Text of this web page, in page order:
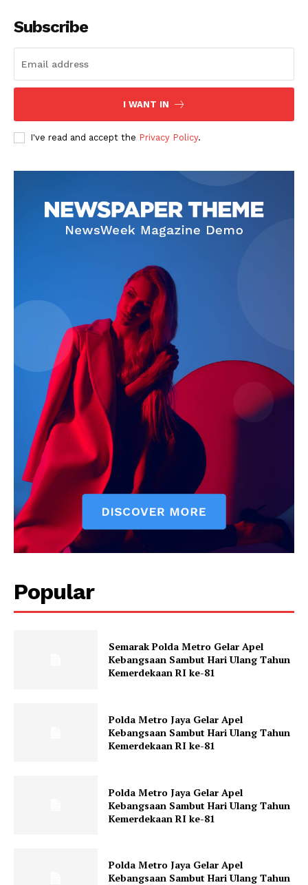
Subscribe
I WANT IN
I've read and accept the Privacy Policy.
Popular
Semarak Polda Metro Gelar Apel
Kebangsaan Sambut Hari Ulang Tahun
Kemerdekaan RI ke-81
Polda Metro Jaya Gelar Apel
Kebangsaan Sambut Hari Ulang Tahun
Kemerdekaan RI ke-81
Polda Metro Jaya Gelar Apel
Kebangsaan Sambut Hari Ulang Tahun
Kemerdekaan RI ke-81
Polda Metro Jaya Gelar Apel
Kebangsaan Sambut Hari Ulang Tahun